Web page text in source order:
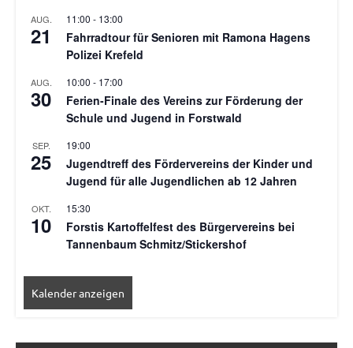
AUG.
21
11:00 - 13:00
Fahrradtour für Senioren mit Ramona Hagens
Polizei Krefeld
AUG.
30
10:00 - 17:00
Ferien-Finale des Vereins zur Förderung der
Schule und Jugend in Forstwald
SEP.
25
19:00
Jugendtreff des Fördervereins der Kinder und
Jugend für alle Jugendlichen ab 12 Jahren
OKT.
10
15:30
Forstis Kartoffelfest des Bürgervereins bei
Tannenbaum Schmitz/Stickershof
Kalender anzeigen